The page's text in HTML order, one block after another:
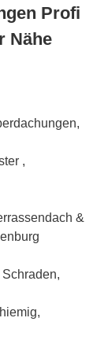
Profi
Nähe
,
&